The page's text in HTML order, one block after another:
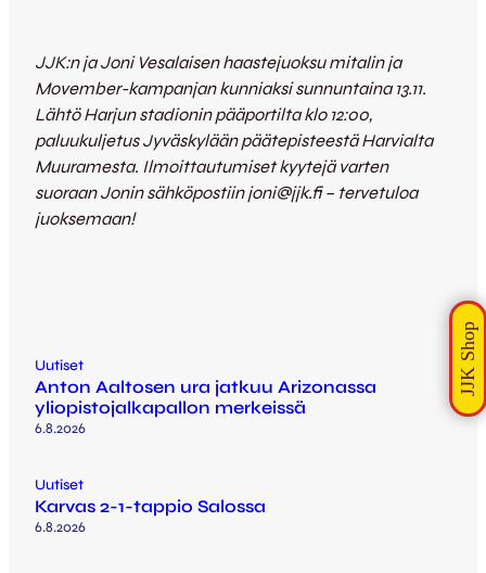
JJK:n ja Joni Vesalaisen haastejuoksu mitalin ja
Movember-kampanjan kunniaksi sunnuntaina 13.11.
Lähtö Harjun stadionin pääportilta klo 12:00,
paluukuljetus Jyväskylään päätepisteestä Harvialta
Muuramesta. Ilmoittautumiset kyytejä varten
suoraan Jonin sähköpostiin joni@jjk.fi – tervetuloa
juoksemaan!
Uutiset
Anton Aaltosen ura jatkuu Arizonassa
yliopistojalkapallon merkeissä
6.8.2026
Uutiset
Karvas 2-1-tappio Salossa
6.8.2026